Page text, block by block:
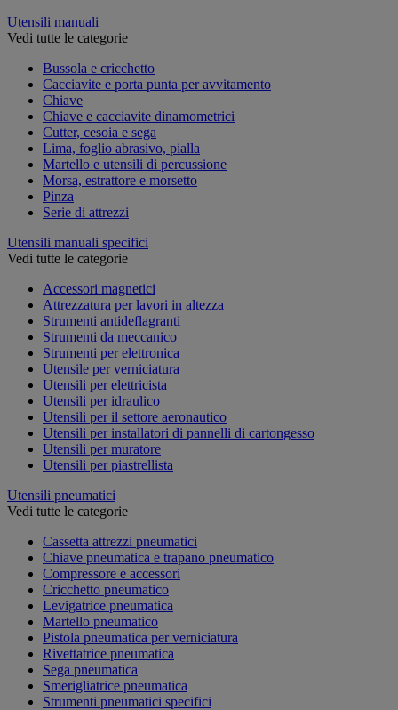
Utensili manuali
Vedi tutte le categorie
Bussola e cricchetto
Cacciavite e porta punta per avvitamento
Chiave
Chiave e cacciavite dinamometrici
Cutter, cesoia e sega
Lima, foglio abrasivo, pialla
Martello e utensili di percussione
Morsa, estrattore e morsetto
Pinza
Serie di attrezzi
Utensili manuali specifici
Vedi tutte le categorie
Accessori magnetici
Attrezzatura per lavori in altezza
Strumenti antideflagranti
Strumenti da meccanico
Strumenti per elettronica
Utensile per verniciatura
Utensili per elettricista
Utensili per idraulico
Utensili per il settore aeronautico
Utensili per installatori di pannelli di cartongesso
Utensili per muratore
Utensili per piastrellista
Utensili pneumatici
Vedi tutte le categorie
Cassetta attrezzi pneumatici
Chiave pneumatica e trapano pneumatico
Compressore e accessori
Cricchetto pneumatico
Levigatrice pneumatica
Martello pneumatico
Pistola pneumatica per verniciatura
Rivettatrice pneumatica
Sega pneumatica
Smerigliatrice pneumatica
Strumenti pneumatici specifici